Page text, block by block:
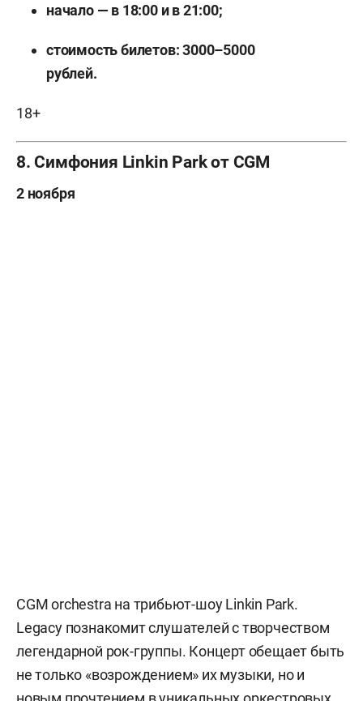
начало — в 18:00 и в 21:00;
стоимость билетов: 3000–5000
рублей.
18+
8. Симфония Linkin Park от CGM
2 ноября
СGM orchestra на трибьют-шоу Linkin Park.
Legacy познакомит слушателей с творчеством
легендарной рок-группы. Концерт обещает быть
не только «возрождением» их музыки, но и